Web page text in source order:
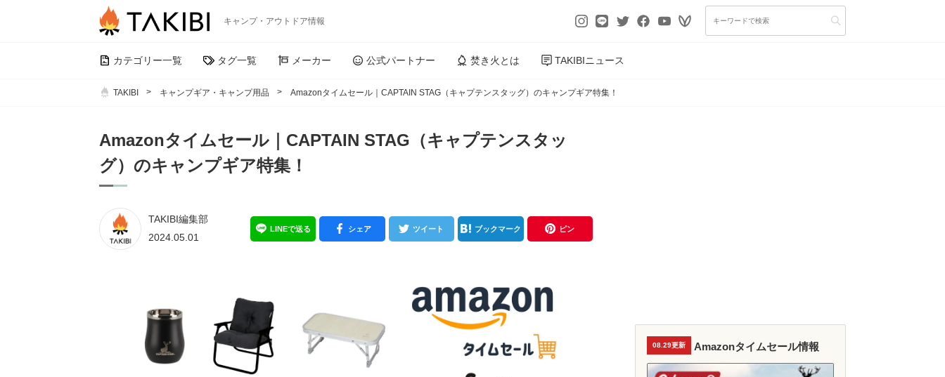
キャンプ・アウトドア情報
カテゴリー一覧 タグ一覧 メーカー 公式パートナー 焚き火とは TAKIBIニュース
TAKIBI キャンプギア・キャンプ用品 Amazonタイムセール｜CAPTAIN STAG（キャプテンスタッグ）のキャンプギア特集！
Amazonタイムセール｜CAPTAIN STAG（キャプテンスタッ
グ）のキャンプギア特集！
TAKIBI編集部
2024.05.01
LINEで送る シェア ツイート ブックマーク ピン
08.29更新 Amazonタイムセール情報